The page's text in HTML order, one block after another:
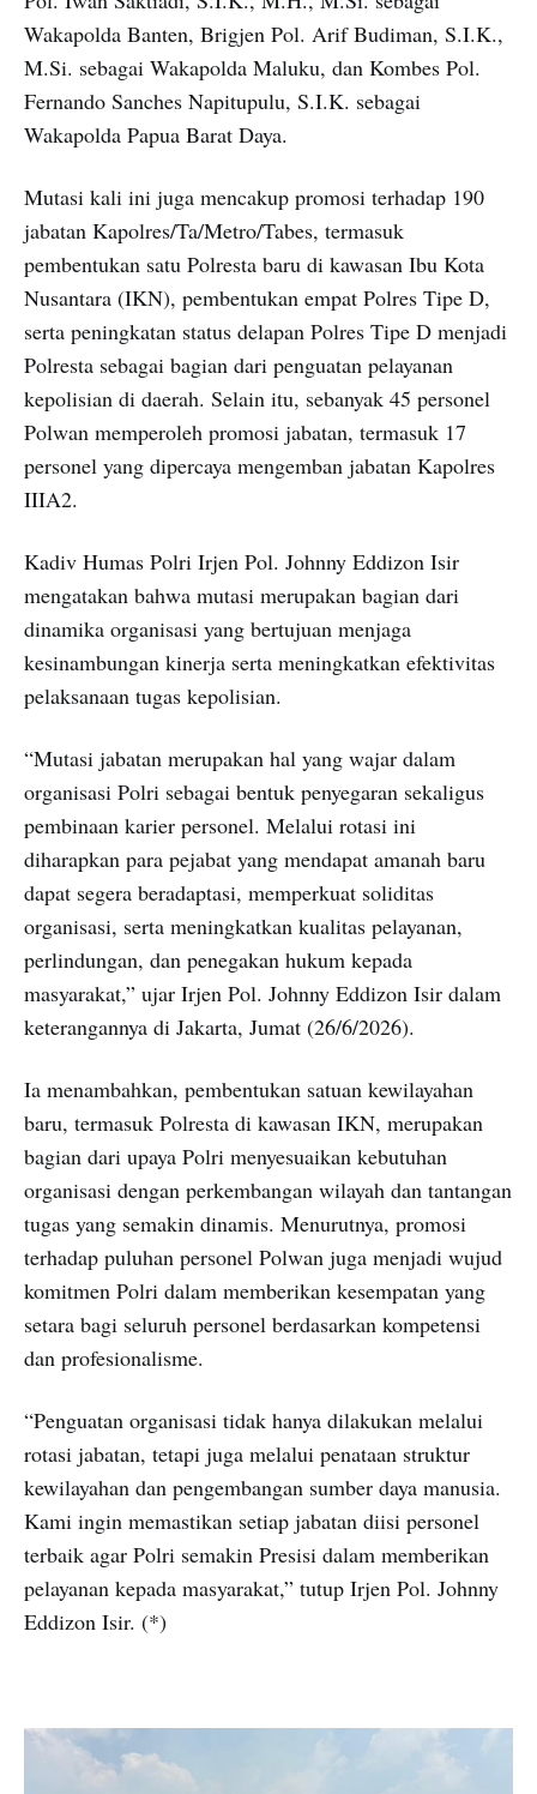
Wakapolda Banten, Brigjen Pol. Arif Budiman, S.I.K.,
M.Si. sebagai Wakapolda Maluku, dan Kombes Pol.
Fernando Sanches Napitupulu, S.I.K. sebagai
Wakapolda Papua Barat Daya.
Mutasi kali ini juga mencakup promosi terhadap 190
jabatan Kapolres/Ta/Metro/Tabes, termasuk
pembentukan satu Polresta baru di kawasan Ibu Kota
Nusantara (IKN), pembentukan empat Polres Tipe D,
serta peningkatan status delapan Polres Tipe D menjadi
Polresta sebagai bagian dari penguatan pelayanan
kepolisian di daerah. Selain itu, sebanyak 45 personel
Polwan memperoleh promosi jabatan, termasuk 17
personel yang dipercaya mengemban jabatan Kapolres
IIIA2.
Kadiv Humas Polri Irjen Pol. Johnny Eddizon Isir
mengatakan bahwa mutasi merupakan bagian dari
dinamika organisasi yang bertujuan menjaga
kesinambungan kinerja serta meningkatkan efektivitas
pelaksanaan tugas kepolisian.
“Mutasi jabatan merupakan hal yang wajar dalam
organisasi Polri sebagai bentuk penyegaran sekaligus
pembinaan karier personel. Melalui rotasi ini
diharapkan para pejabat yang mendapat amanah baru
dapat segera beradaptasi, memperkuat soliditas
organisasi, serta meningkatkan kualitas pelayanan,
perlindungan, dan penegakan hukum kepada
masyarakat,” ujar Irjen Pol. Johnny Eddizon Isir dalam
keterangannya di Jakarta, Jumat (26/6/2026).
Ia menambahkan, pembentukan satuan kewilayahan
baru, termasuk Polresta di kawasan IKN, merupakan
bagian dari upaya Polri menyesuaikan kebutuhan
organisasi dengan perkembangan wilayah dan tantangan
tugas yang semakin dinamis. Menurutnya, promosi
terhadap puluhan personel Polwan juga menjadi wujud
komitmen Polri dalam memberikan kesempatan yang
setara bagi seluruh personel berdasarkan kompetensi
dan profesionalisme.
“Penguatan organisasi tidak hanya dilakukan melalui
rotasi jabatan, tetapi juga melalui penataan struktur
kewilayahan dan pengembangan sumber daya manusia.
Kami ingin memastikan setiap jabatan diisi personel
terbaik agar Polri semakin Presisi dalam memberikan
pelayanan kepada masyarakat,” tutup Irjen Pol. Johnny
Eddizon Isir. (*)